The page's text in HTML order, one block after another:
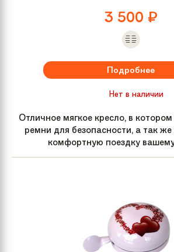
3 500 ₽
Подробнее
Нет в наличии
Отличное мягкое кресло, в
ремни для безопасности, а так
комфортную поездку